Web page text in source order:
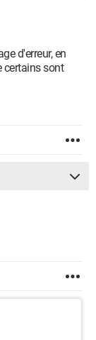
d'erreur, en
certains sont